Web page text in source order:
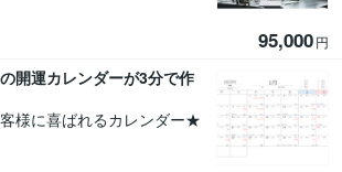
95,000円
開運カレンダーが3分で作
様に喜ばれるカレンダー★